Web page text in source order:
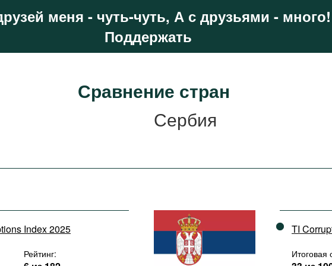
меня - чуть-чуть, А с друзьями - много!
Поддержать
Сравнение стран
Сербия
Index 2025
Рейтинг:
TI
Итоговая